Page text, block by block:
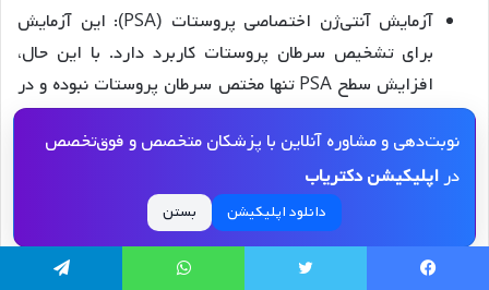
آزمایش آنتی‌ژن اختصاصی پروستات (PSA): این آزمایش
برای تشخیص سرطان پروستات کاربرد دارد. با این حال،
افزایش سطح PSA تنها مختص سرطان پروستات نبوده و در
شرایط دیگری مانند بزرگ شدن خوش‌خیم پروستات یا
التهاب پروستات نیز ممکن است رخ دهد.
تخمدان کمک می‌کند. اما باید توجه داشت که افزایش سطح
این پروتئین در شرایط دیگری مانند بارداری یا بیماری
التهابی لگن نیز مشاهده می‌شود.
نوبت‌دهی و مشاوره آنلاین با پزشکان متخصص و فوق‌تخصص
دراپلیکیشن دکتریاب
دانلود اپلیکیشن بستن